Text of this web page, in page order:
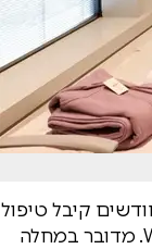
קיבל טיפול
גנטי ראשון מסוגו בעולם למחלה נוירולוגית גנטית נדירה וקשה הנגרמת מפגיעה בגן WWOX. מדובר במחלה